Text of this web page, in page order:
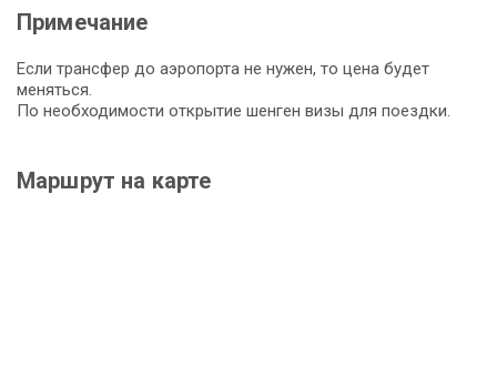
Примечание
Если трансфер до аэропорта не нужен, то цена будет
меняться.
По необходимости открытие шенген визы для поездки.
Маршрут на карте